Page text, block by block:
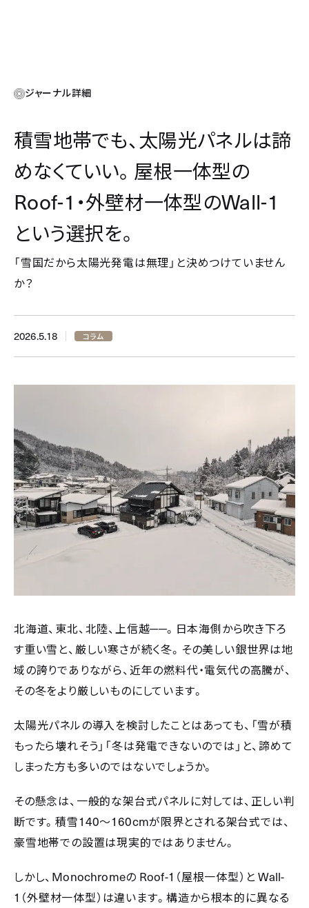
ジャーナル詳細
積雪地帯でも、太陽光パネルは諦
めなくていい。屋根一体型の
Roof-1 ・外壁材一体型のWall-1
という選択を。
「雪国だから太陽光発電は無理」と決めつけていません
か？
2026.5.18 コラム
北海道、東北、北陸、上信越──。日本海側から吹き下ろ
す重い雪と、厳しい寒さが続く冬。その美しい銀世界は地
域の誇りでありながら、近年の燃料代・電気代の高騰が、
その冬をより厳しいものにしています。
太陽光パネルの導入を検討したことはあっても、「雪が積
もったら壊れそう」「冬は発電できないのでは」と、諦めて
しまった方も多いのではないでしょうか。
その懸念は、一般的な架台式パネルに対しては、正しい判
断です。積雪140〜160cmが限界とされる架台式では、
豪雪地帯での設置は現実的ではありません。
しかし、 Monochromeの Roof-1 （屋根一体型）と Wall-
1 （外壁材一体型）は違います。構造から根本的に異なる